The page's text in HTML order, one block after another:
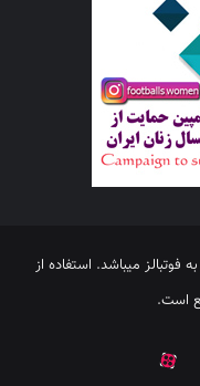
میباشد. استفاده از
است.
خوراک